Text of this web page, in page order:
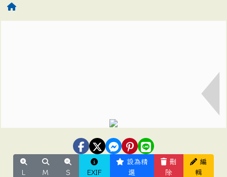
M S EXIF
設為精
選
刪
除
編
輯